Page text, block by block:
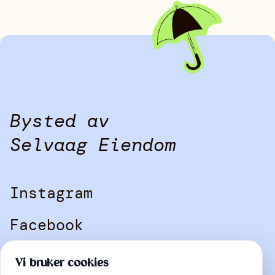
Instagram
Facebook
Kontakt
Bysted av
Selvaag Eiendom
Vi bruker cookies